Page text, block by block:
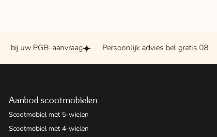
aanvraag Persoonlijk advies bel gratis 0800 - 2020
Aanbod scootmobielen
Scootmobiel met 5-wielen
Scootmobiel met 4-wielen